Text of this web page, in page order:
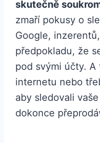
skutečně
zmaří pokusy o
Google,
předpokladu, že
pod svými účty.
internetu nebo
aby sledovali
dokonce